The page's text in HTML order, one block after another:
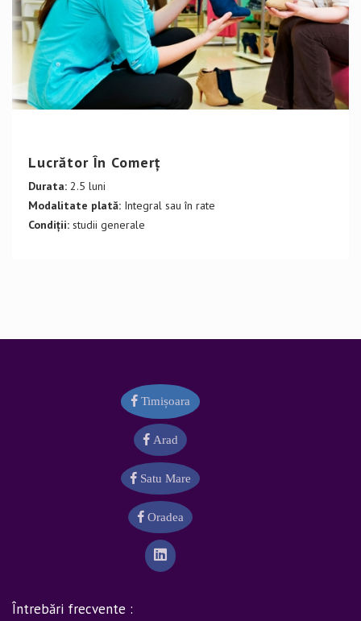
Lucrător În Comerț
Durata: 2.5 luni
Modalitate plată: Integral sau în rate
Condiții: studii generale
Timișoara
Arad
Satu Mare
Oradea
Întrebări frecvente :